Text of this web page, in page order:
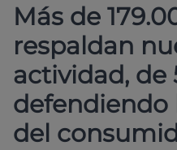
Más de
respaldan
actividad, de
defendiendo
del